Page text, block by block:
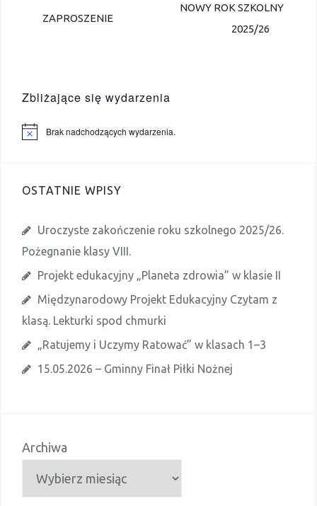
wpisu
ZAPROSZENIE
NOWY ROK SZKOLNY
2025/26
Zbliżające się wydarzenia
d
e
n
e
Brak nadchodzących wydarzenia.
OSTATNIE WPISY
Uroczyste zakończenie roku szkolnego 2025/26.
Pożegnanie klasy VIII.
Projekt edukacyjny „Planeta zdrowia” w klasie II
Międzynarodowy Projekt Edukacyjny Czytam z
klasą. Lekturki spod chmurki
„Ratujemy i Uczymy Ratować” w klasach 1–3
15.05.2026 – Gminny Finał Piłki Nożnej
Archiwa